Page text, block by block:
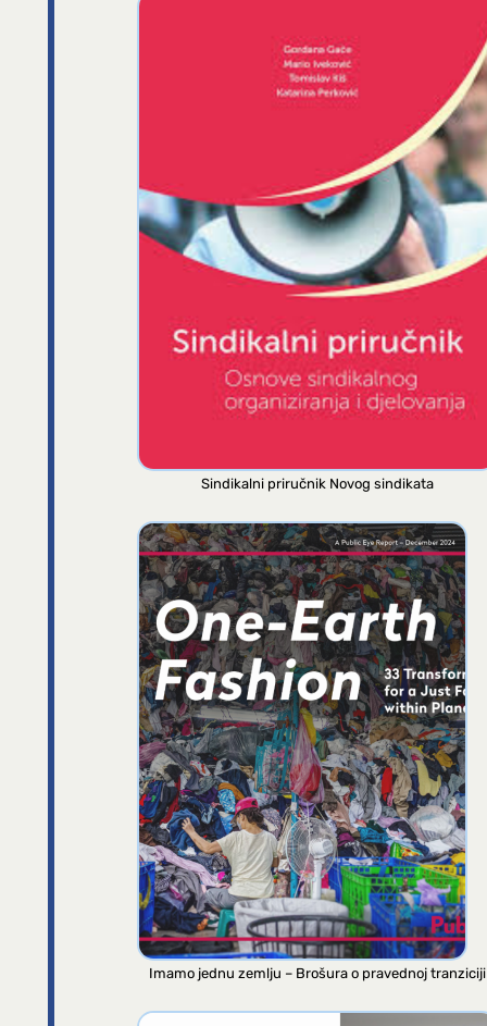
Sindikalni priručnik Novog sindikata
Imamo jednu zemlju – Brošura o pravednoj tranziciji